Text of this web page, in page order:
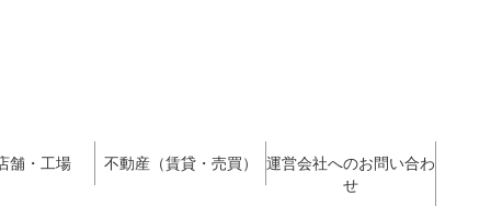
舗・工場 不動産（賃貸・売買）
運営会社へのお問い合わ
せ